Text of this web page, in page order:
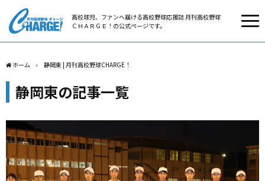
高校球児、ファンへ届ける高校野球応援誌 月刊高校野球
ＣＨＡＲＧＥ！の公式ページです。
ホーム 静岡東 | 月刊高校野球CHARGE！
静岡東の記事一覧